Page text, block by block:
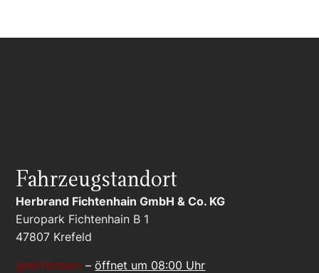
Fahrzeugstandort
Herbrand Fichtenhain GmbH & Co. KG
Europark Fichtenhain B 1
47807 Krefeld
geschlossen –öffnet um 08:00 Uhr